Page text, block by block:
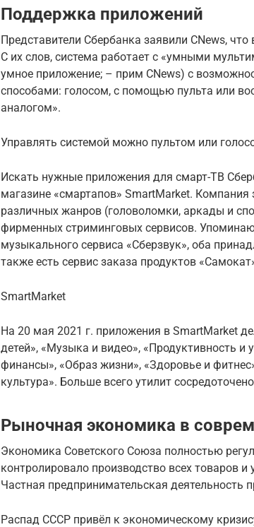
Поддержка приложений
Представители Сбербанка заявили CNews,
С их слов, система работает с «умными
умное приложение; – прим CNews) с
способами: голосом, с помощью пульта или
аналогом».
Управлять системой можно пультом или
Искать нужные приложения для смарт-ТВ
магазине «смартапов» SmartMarket. Компания
различных жанров (головоломки, аркады и
фирменных стриминговых сервисов.
музыкального сервиса «Сберзвук», оба
также есть сервис заказа продуктов
SmartMarket
На 20 мая 2021 г. приложения в SmartMarket
детей», «Музыка и видео», «Продуктивность и
финансы», «Образ жизни», «Здоровье и
культура». Больше всего утилит
Рыночная экономика в
Экономика Советского Союза полностью
контролировало производство всех товаров и
Частная предпринимательская деятельность
Распад СССР привёл к экономическому